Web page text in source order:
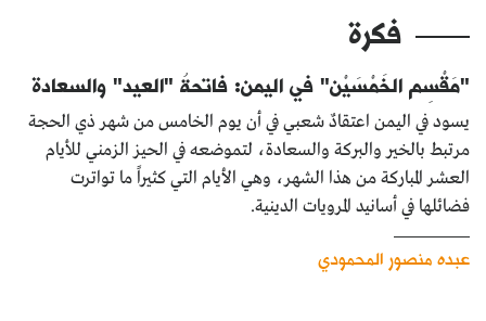
فكرة
"مَقْسِم الخَمْسَيْن" في اليمن: فاتحةُ "العيد" والسعادة
يسود في اليمن اعتقادٌ شعبي في أن يوم الخامس من شهر ذي الحجة
مرتبط بالخير والبركة والسعادة، لتموضعه في الحيز الزمني للأيام
العشر المباركة من هذا الشهر، وهي الأيام التي كثيراً ما تواترت
فضائلها في أسانيد المرويات الدينية.
عبده منصور المحمودي